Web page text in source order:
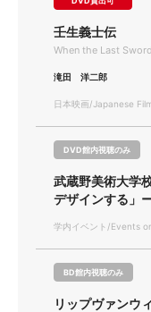
壬生義士伝
When the Last
滝田 洋二郎
日本映画/Japanese
DVD館内視聴のみ
武蔵野美術大学
デザインする」
学内イベント/Events
BD館内視聴のみ
リップヴァンウ